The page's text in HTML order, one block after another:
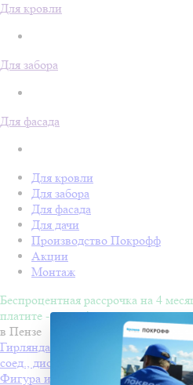
Для кровли
Для забора
Для фасада
Для кровли
Для забора
Для фасада
Для дачи
Производство Покрофф
Акции
Монтаж
Беспроцентная рассрочка на 4
платите - потом!
в Пензе
Гирлянда-нить Vipneon Стринг
соед., диоды теплые белые
Фигура из дюралайта